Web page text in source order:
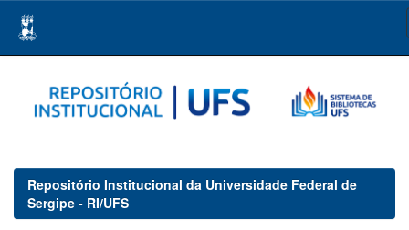
navigation
Repositório Institucional da Universidade Federal de
Sergipe - RI/UFS